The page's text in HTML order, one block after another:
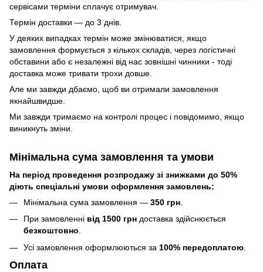
сервісами терміни сплачує отримувач.
Термін доставки — до 3 днів.
У деяких випадках термін може змінюватися, якщо
замовлення формується з кількох складів, через логістичні
обставини або є незалежні від нас зовнішні чинники - тоді
доставка може тривати трохи довше.
Але ми завжди дбаємо, щоб ви отримали замовлення
якнайшвидше.
Ми завжди тримаємо на контролі процес і повідомимо, якщо
виникнуть зміни.
Мінімальна сума замовлення та умови
На період проведення розпродажу зі знижками до 50%
діють спеціальні умови оформлення замовлень:
Мінімальна сума замовлення — 350 грн
При замовленні від 1500 грн доставка здійснюється
безкоштовно.
Усі замовлення оформлюються за 100% передоплатою
Оплата